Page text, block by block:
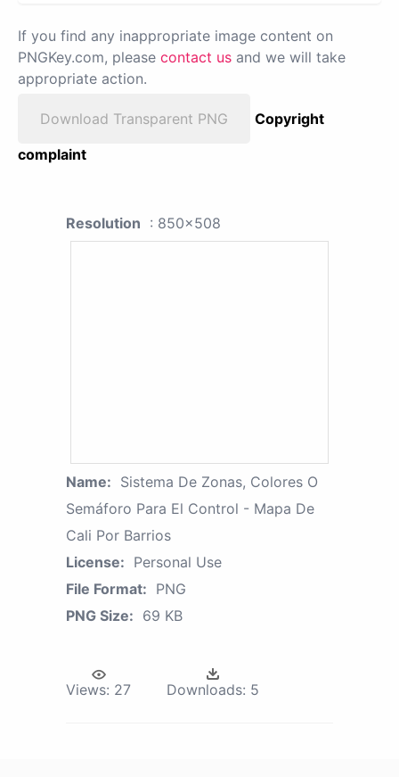
If you find any inappropriate image content on
PNGKey.com, please contact us and we will take
appropriate action.
Download Transparent PNG
Copyright
complaint
Resolution : 850x508
Name: Sistema De Zonas, Colores O
Semáforo Para El Control - Mapa De
Cali Por Barrios
License: Personal Use
File Format: PNG
PNG Size: 69 KB
Views: 27 Downloads: 5